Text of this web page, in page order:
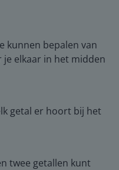
kunnen bepalen van
elkaar in het midden
getal er hoort bij het
twee getallen kunt